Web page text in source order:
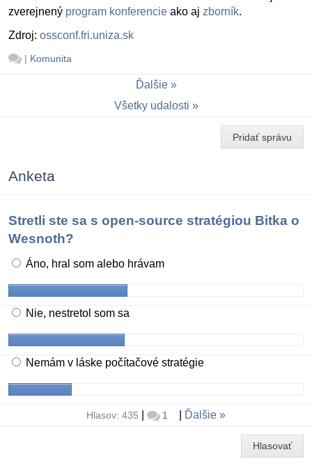
zverejnený program konferencie ako aj zborník.
Zdroj: ossconf.fri.uniza.sk
| Komunita
Ďalšie
Všetky udalosti
Pridať správu
Anketa
Stretli ste sa s open-source stratégiou Bitka o
Wesnoth?
Áno, hral som alebo hrávam
Nie, nestretol som sa
Nemám v láske počítačové stratégie
Hlasov: 435 1 Ďalšie
Hlasovať